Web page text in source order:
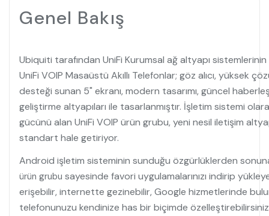
Genel Bakış
Ubiquiti tarafından UniFi Kurumsal ağ altyapı
UniFi VOIP Masaüstü Akıllı Telefonlar; göz alıcı, yüksek
desteği sunan 5" ekranı, modern tasarımı, güncel
geliştirme altyapıları ile tasarlanmıştır. İşletim sistemi
gücünü alan UniFi VOIP ürün grubu, yeni nesil iletişim
standart hale getiriyor.
Android işletim sisteminin sunduğu özgürlüklerden
ürün grubu sayesinde favori uygulamalarınızı indirip
erişebilir, internette gezinebilir, Google hizmetlerinde
telefonunuzu kendinize has bir biçimde